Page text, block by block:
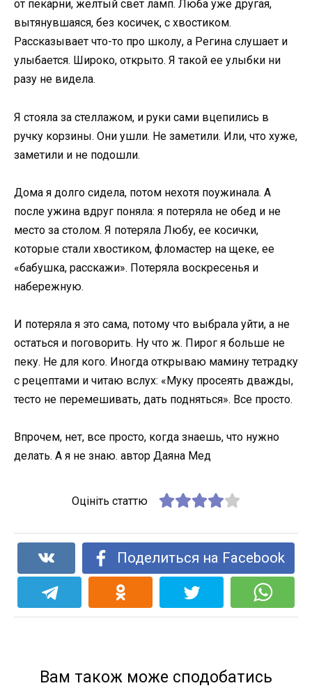
от пекарни, желтый свет ламп. Люба уже другая,
вытянувшаяся, без косичек, с хвостиком.
Рассказывает что-то про школу, а Регина слушает и
улыбается. Широко, открыто. Я такой ее улыбки ни
разу не видела.
Я стояла за стеллажом, и руки сами вцепились в
ручку корзины. Они ушли. Не заметили. Или, что хуже,
заметили и не подошли.
Дома я долго сидела, потом нехотя поужинала. А
после ужина вдруг поняла: я потеряла не обед и не
место за столом. Я потеряла Любу, ее косички,
которые стали хвостиком, фломастер на щеке, ее
«бабушка, расскажи». Потеряла воскресенья и
набережную.
И потеряла я это сама, потому что выбрала уйти, а не
остаться и поговорить. Ну что ж. Пирог я больше не
пеку. Не для кого. Иногда открываю мамину тетрадку
с рецептами и читаю вслух: «Муку просеять дважды,
тесто не перемешивать, дать подняться». Все просто.
Впрочем, нет, все просто, когда знаешь, что нужно
делать. А я не знаю. автор Даяна Мед
Оцініть статтю
Поделиться на Facebook
Вам також може сподобатись